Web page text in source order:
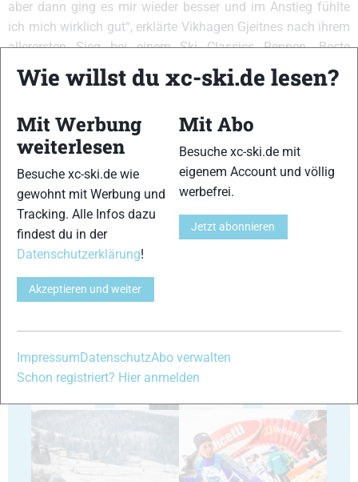
aber dann ging es mir wieder besser und im Anstieg fühlte
ich mich wirklich gut“, erklärte Vikhagen Gjeitnes nach ihrem
allerersten Sieg bei einem Ski Classics Rennen. Beste
Deutsche war Franziska Müller auf Rang 23.
(Italien)
Bildergalerie
1
3 4
Wie willst du xc-ski.de lesen?
Mit Werbung
weiterlesen
Besuche xc-ski.de wie
gewohnt mit Werbung und
Tracking. Alle Infos dazu
findest du in der
Datenschutzerklärung!
Akzeptieren und weiter
Mit Abo
Besuche xc-ski.de mit
eigenem Account und völlig
werbefrei.
Jetzt abonnieren
ImpressumDatenschutzAbo verwalten
Schon registriert? Hier anmelden